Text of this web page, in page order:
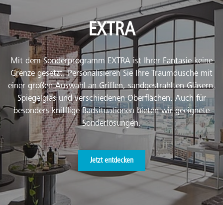
EXTRA
Mit dem Sonderprogramm EXTRA ist Ihrer Fantasie keine
Grenze gesetzt. Personalisieren Sie Ihre Traumdusche mit
einer großen Auswahl an Griffen, sandgestrahlten Gläsern,
Spiegelglas und verschiedenen Oberflächen. Auch für
besonders knifflige Badsituationen bieten wir geeignete
Sonderlösungen.
Jetzt entdecken